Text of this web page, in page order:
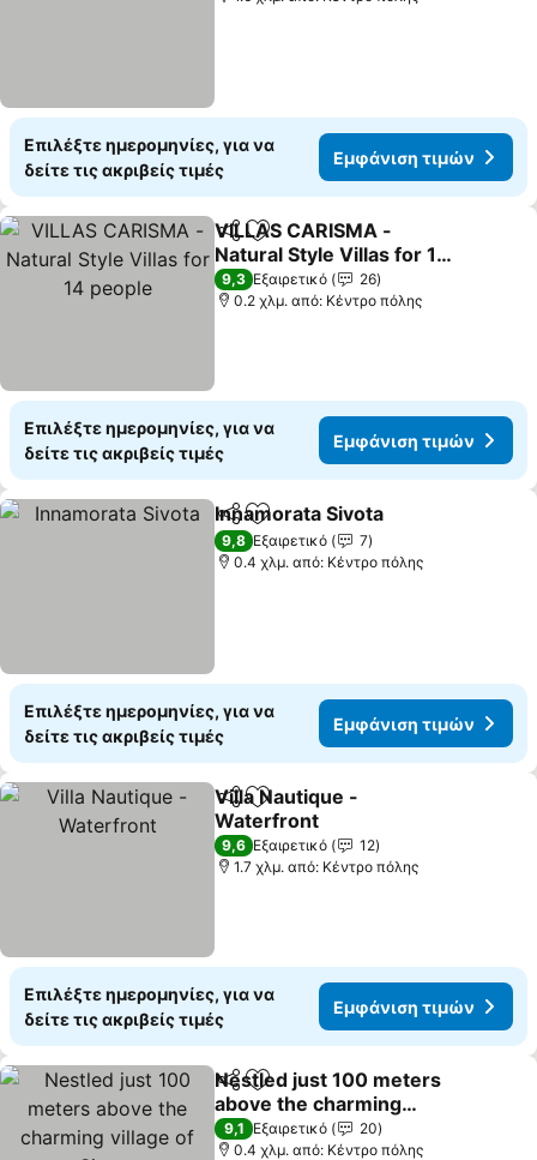
Επιλέξτε ημερομηνίες, για να
δείτε τις ακριβείς τιμές
Εμφάνιση τιμών
Κοινοποίηση
Προσθήκη στα αγαπημένα
VILLAS CARISMA -
Natural Style Villas for 14
people
9,3 Εξαιρετικό
26
0.2 χλμ. από: Κέντρο πόλης
Επιλέξτε ημερομηνίες, για να
δείτε τις ακριβείς τιμές
Εμφάνιση τιμών
Κοινοποίηση
Προσθήκη στα αγαπημένα
Innamorata Sivota
9,8 Εξαιρετικό
7
0.4 χλμ. από: Κέντρο πόλης
Επιλέξτε ημερομηνίες, για να
δείτε τις ακριβείς τιμές
Εμφάνιση τιμών
Κοινοποίηση
Προσθήκη στα αγαπημένα
Villa Nautique -
Waterfront
9,6 Εξαιρετικό
12
1.7 χλμ. από: Κέντρο πόλης
Επιλέξτε ημερομηνίες, για να
δείτε τις ακριβείς τιμές
Εμφάνιση τιμών
Κοινοποίηση
Προσθήκη στα αγαπημένα
Nestled just 100 meters
above the charming
village of Sivota
9,1 Εξαιρετικό
20
0.4 χλμ. από: Κέντρο πόλης